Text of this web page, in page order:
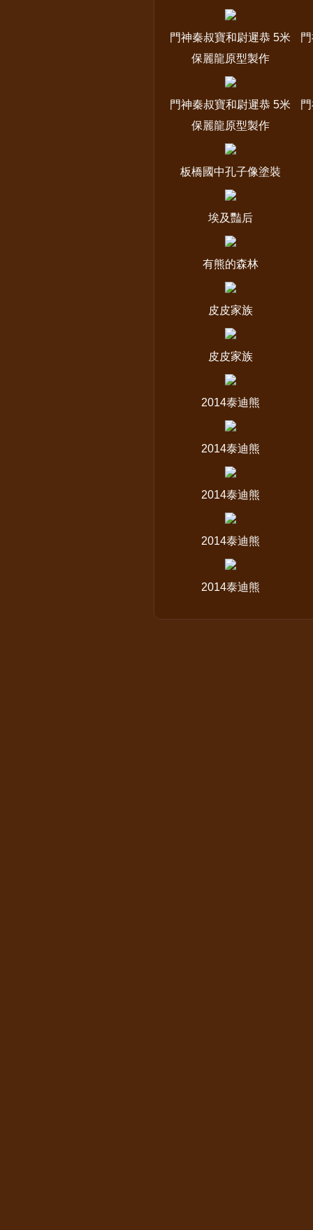
門神秦叔寶和尉遲恭 5米
保麗龍原型製作
門神秦叔寶和尉遲恭 5米
保麗龍原型製作
板橋國中孔子像塗裝
埃及豔后
有熊的森林
皮皮家族
皮皮家族
2014泰迪熊
2014泰迪熊
2014泰迪熊
2014泰迪熊
2014泰迪熊